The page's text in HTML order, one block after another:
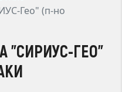
Гео" (п-но
"СИРИУС-ГЕО"